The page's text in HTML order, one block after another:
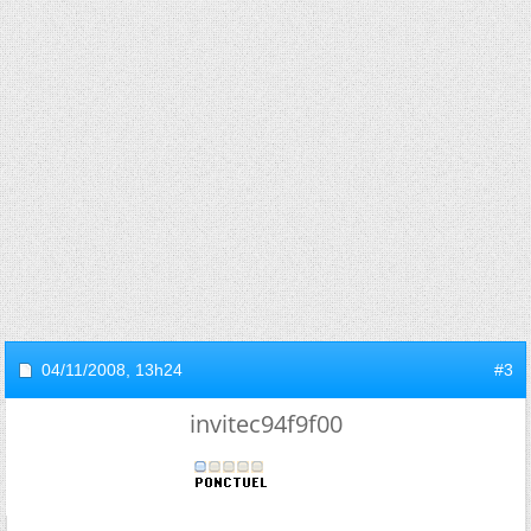
04/11/2008, 13h24 #3
invitec94f9f00